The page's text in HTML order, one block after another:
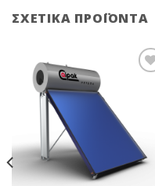
ΣΧΕΤΙΚΆ ΠΡΟΪΌΝΤΑ
Wishlist